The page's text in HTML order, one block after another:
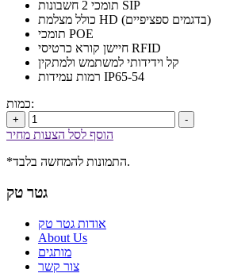
תומכי 2 חשבונות SIP
כולל מצלמת HD (בדגמים ספציפיים)
תומכי POE
חיישן קורא כרטיסי RFID
קל וידידותי למשתמש ולמתקין
רמות עמידות IP65-54
כמות:
+ -
הוסף לסל הצעות מחיר
*התמונות להמחשה בלבד.
גטר טק
אודות גטר טק
About Us
מותגים
צור קשר